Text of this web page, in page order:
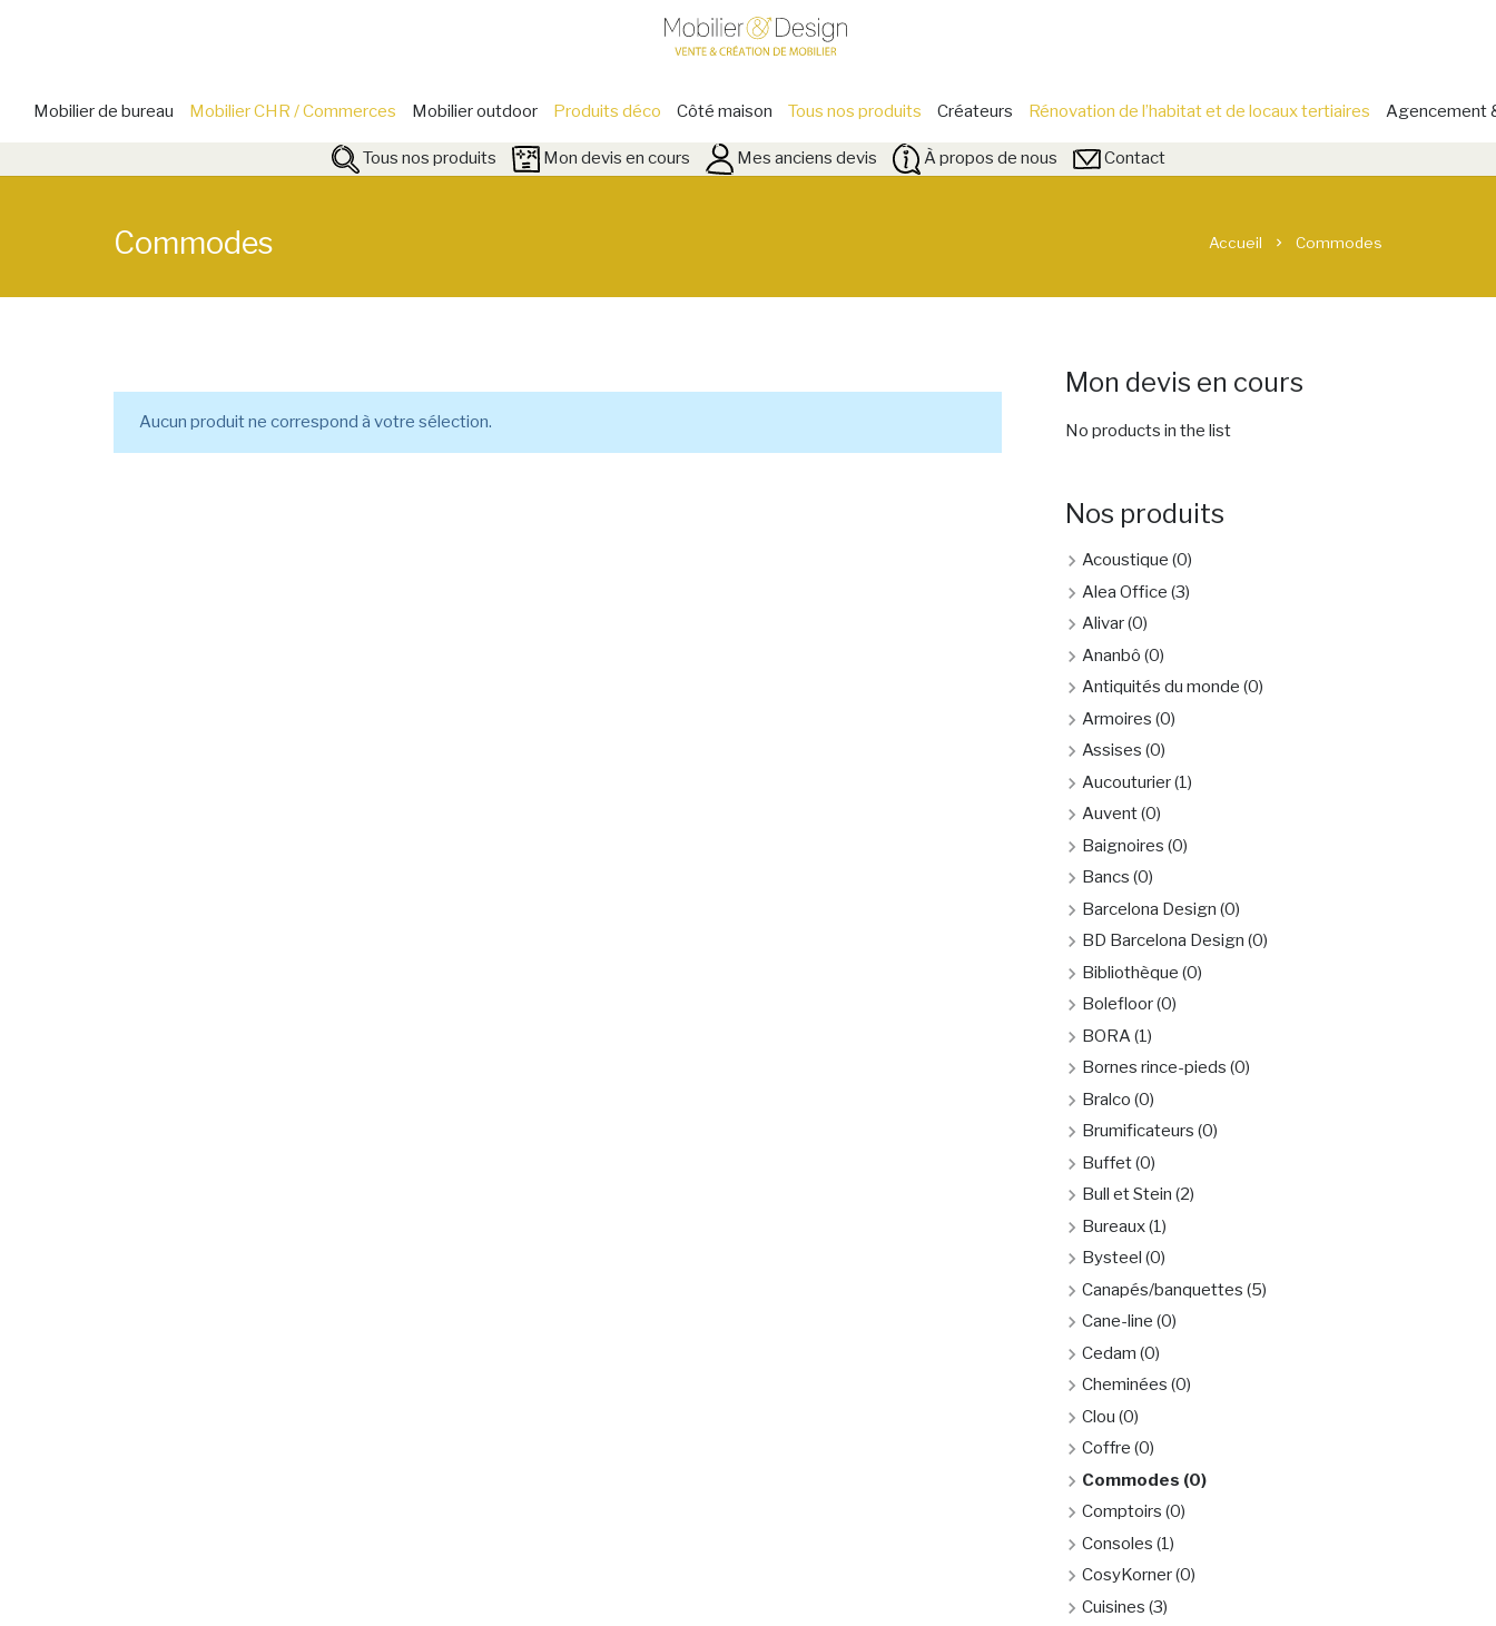
Mobilier de bureau Mobilier CHR / Commerces Mobilier outdoor Produits déco Côté maison Tous nos produits Créateurs Rénovation de l’habitat et de locaux tertiaires Agencement
Tous nos produits Mon devis en cours Mes anciens devis À propos de nous Contact
Commodes Accueil chevron_right Commodes
Aucun produit ne correspond à votre sélection.
Mon devis en cours
No products in the list
Nos produits
Acoustique (0)
Alea Office (3)
Alivar(0)
Ananbô (0)
Antiquités du monde (0)
Armoires (0)
Assises (0)
Aucouturier(1)
Auvent(0)
Baignoires (0)
Bancs (0)
Barcelona Design (0)
BD Barcelona Design (0)
Bibliothèque (0)
Bolefloor(0)
BORA (1)
Bornes rince-pieds (0)
Bralco (0)
Brumificateurs (0)
Buffet(0)
Bull et Stein (2)
Bureaux(1)
Bysteel (0)
Canapés/banquettes (5)
Cane-line (0)
Cedam (0)
Cheminées (0)
Clou (0)
Coffre (0)
Commodes (0)
Comptoirs (0)
Consoles (1)
CosyKorner(0)
Cuisines (3)